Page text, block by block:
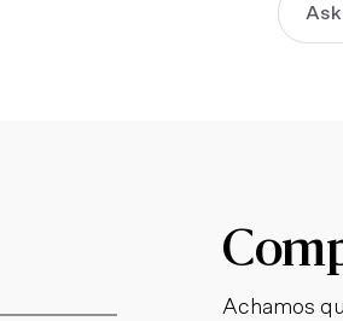
Achamos